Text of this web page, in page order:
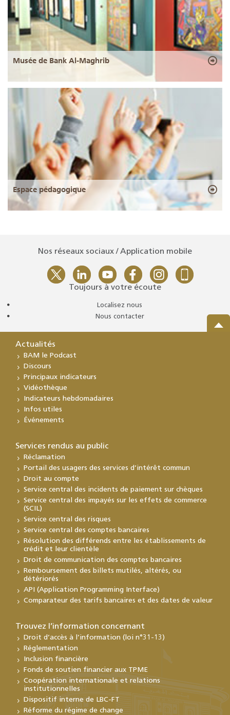
Musée de Bank Al-Maghrib
Espace pédagogique
Nos réseaux sociaux / Application mobile
Toujours à votre écoute
Localisez nous
Nous contacter
Actualités
BAM le Podcast
Discours
Principaux indicateurs
Vidéothèque
Indicateurs hebdomadaires
Infos utiles
Événements
Services rendus au public
Réclamation
Portail des usagers des services d’intérêt commun
Droit au compte
Service central des incidents de paiement sur chèques
Service central des impayés sur les effets de commerce
(SCIL)
Service central des risques
Service central des comptes bancaires
Résolution des différends entre les établissements de
crédit et leur clientèle
Droit de communication des comptes bancaires
Remboursement des billets mutilés, altérés, ou
détériorés
API (Application Programming Interface)
Comparateur des tarifs bancaires et des dates de valeur
Trouvez l’information concernant
Droit d’accès à l’information (loi n°31-13)
Réglementation
Inclusion financière
Fonds de soutien financier aux TPME
Coopération internationale et relations
institutionnelles
Dispositif interne de LBC-FT
Réforme du régime de change